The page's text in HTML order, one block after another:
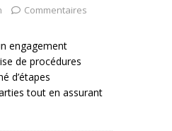
Commentaires
engagement
de procédures
d’étapes
tout en assurant